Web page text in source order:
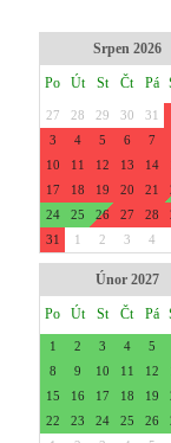
Srpen 2026
Po Út St Čt Pá
27 28 29 30 31
3
4 5 6 7
10
11 12 13 14
17
18 19 20 21
24
25 26 27 28
31
1 2 3 4
Únor 2027
Po Út St Čt Pá
1 2 3 4 5
8
9 10 11 12
15
16 17 18 19
22
23 24 25 26